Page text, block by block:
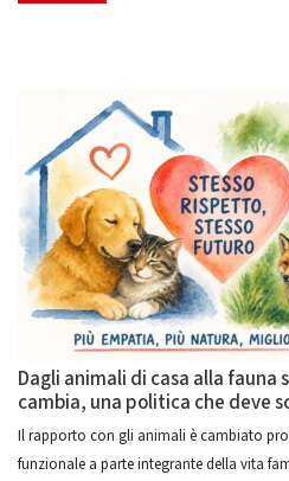
Dagli animali di casa alla fauna
cambia, una politica che deve
Il rapporto con gli animali è cambiato
funzionale a parte integrante della vita